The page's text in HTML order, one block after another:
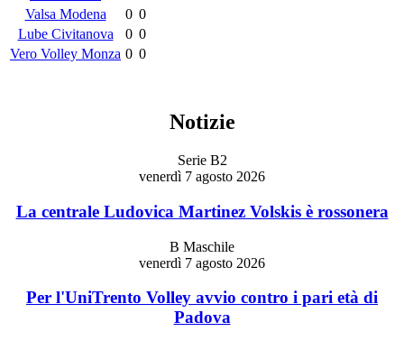
Valsa Modena
0 0
Lube Civitanova
0 0
Vero Volley Monza 0 0
Notizie
Serie B2
venerdì 7 agosto 2026
La centrale Ludovica Martinez Volskis è rossonera
B Maschile
venerdì 7 agosto 2026
Per l'UniTrento Volley avvio contro i pari età di
Padova